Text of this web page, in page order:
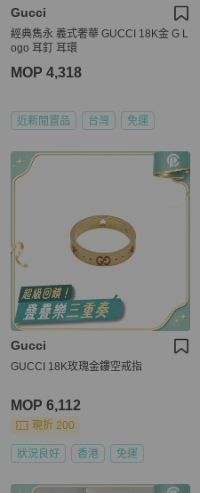
Gucci
經典雋永 義式奢華 GUCCI 18K金 G L
ogo 耳釘 耳環
MOP 4,318
近新閒置品 台灣 免運
Gucci
GUCCI 18K玫瑰金鏤空戒指
MOP 6,112
現折 200
狀況良好 香港 免運